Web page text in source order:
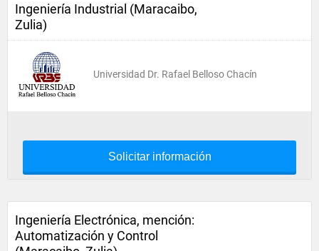
Ingeniería Industrial (Maracaibo,
Zulia)
Universidad Dr. Rafael Belloso Chacín
Solicitar información
Ingeniería Electrónica, mención:
Automatización y Control